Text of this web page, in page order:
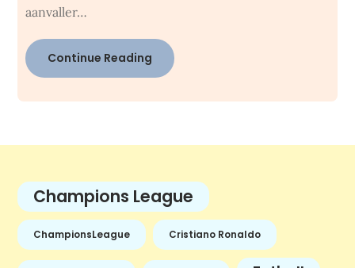
aanvaller…
Continue Reading
Champions League
ChampionsLeague Cristiano Ronaldo